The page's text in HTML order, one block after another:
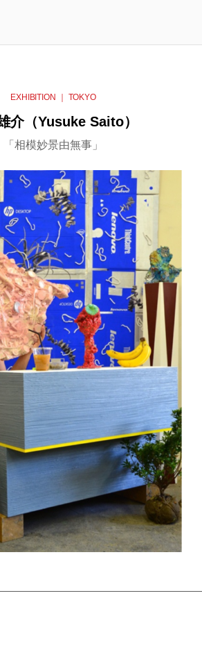
EXHIBITION ｜ TOKYO
介（Yusuke Saito）
「相模妙景由無事」